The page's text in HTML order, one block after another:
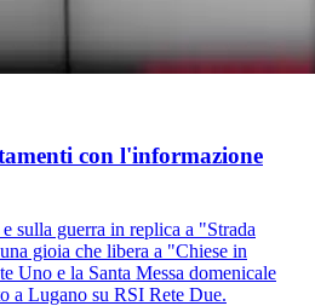
con l'informazione
sulla guerra in replica a "Strada
gioia che libera a "Chiese in
Uno e la Santa Messa domenicale
a Lugano su RSI Rete Due.